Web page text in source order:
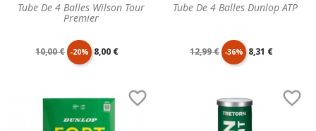
Tube De 4 Balles Wilson Tour
Premier
Prix
10,00 € -20% Prix
8,00 €
Tube De 4 Balles Dunlop ATP
Prix
12,99 € -36% Prix
8,31 €
 